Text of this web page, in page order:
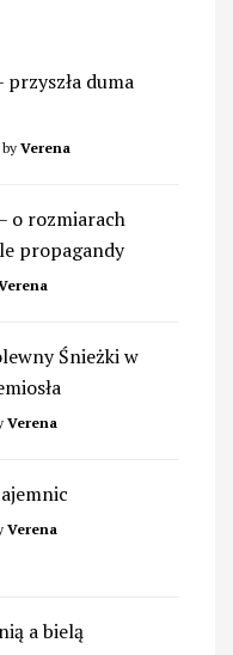
duma
by Verena
o rozmiarach
propagandy
Śnieżki w
Verena
Verena
a bielą